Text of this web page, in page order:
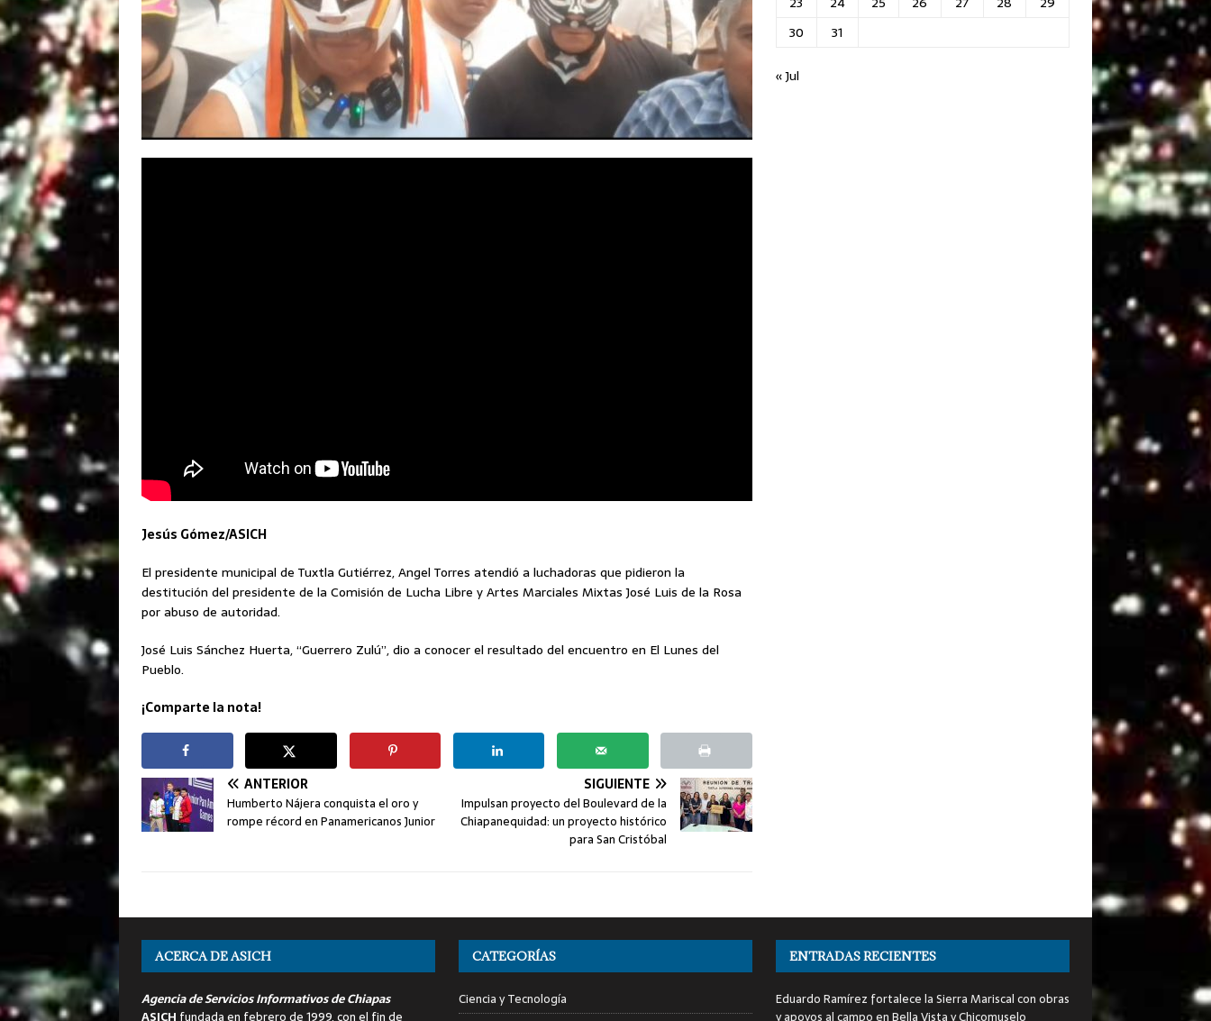
Jesús Gómez/ASICH
El presidente municipal de Tuxtla Gutiérrez, Angel Torres atendió a luchadoras que pidieron la
destitución del presidente de la Comisión de Lucha Libre y Artes Marciales Mixtas José Luis de la Rosa
por abuso de autoridad.
José Luis Sánchez Huerta, “Guerrero Zulú”, dio a conocer el resultado del encuentro en El Lunes del
Pueblo.
¡Comparte la nota!
ANTERIOR
Humberto Nájera conquista el oro y
rompe récord en Panamericanos Junior
SIGUIENTE
Impulsan proyecto del Boulevard de la
Chiapanequidad: un proyecto histórico
para San Cristóbal
30
31
« Jul
ACERCA DE ASICH
Agencia de Servicios Informativos de Chiapas
ASICH fundada en febrero de 1999, con el fin de
CATEGORÍAS
Ciencia y Tecnología
ENTRADAS RECIENTES
Eduardo Ramírez fortalece la Sierra Mariscal con obras
y apoyos al campo en Bella Vista y Chicomuselo